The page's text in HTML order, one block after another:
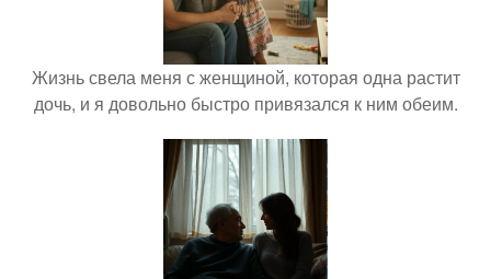
Жизнь свела меня с женщиной, которая одна растит
дочь, и я довольно быстро привязался к ним обеим.